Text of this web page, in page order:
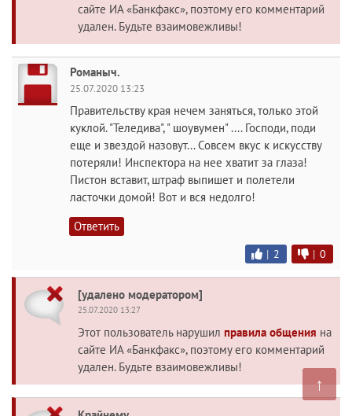
сайте ИА «Банкфакс», поэтому его комментарий
удален. Будьте взаимовежливы!
Романыч.
25.07.2020 13:23
Правительству края нечем заняться, только этой
куклой. "Теледива", " шоувумен" .... Господи, поди
еще и звездой назовут... Совсем вкус к искусству
потеряли! Инспектора на нее хватит за глаза!
Пистон вставит, штраф выпишет и полетели
ласточки домой! Вот и вся недолго!
Ответить
| 2 | 0
[удалено модератором]
25.07.2020 13:27
Этот пользователь нарушил правила общения на
сайте ИА «Банкфакс», поэтому его комментарий
удален. Будьте взаимовежливы!
↑